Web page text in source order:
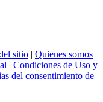
sitio | Quienes somos |
| Condiciones de Uso y
del consentimiento de